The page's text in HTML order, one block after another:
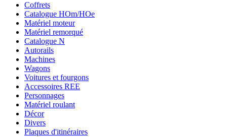
Coffrets
Catalogue HOm/HOe
Matériel moteur
Matériel remorqué
Catalogue N
Autorails
Machines
Wagons
Voitures et fourgons
Accessoires REE
Personnages
Matériel roulant
Décor
Divers
Plaques d'itinéraires